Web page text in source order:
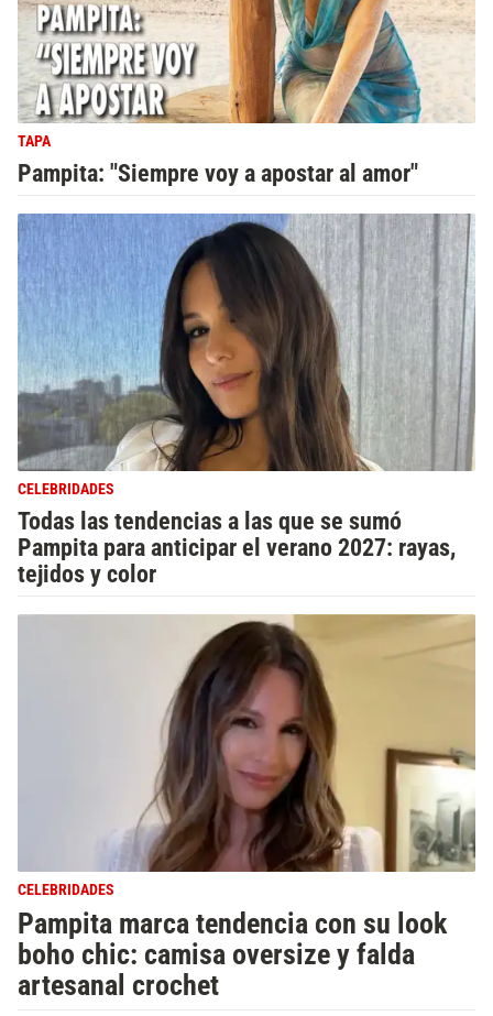
TAPA
Pampita: "Siempre voy a apostar al amor"
CELEBRIDADES
Todas las tendencias a las que se sumó
Pampita para anticipar el verano 2027: rayas,
tejidos y color
CELEBRIDADES
Pampita marca tendencia con su look
boho chic: camisa oversize y falda
artesanal crochet